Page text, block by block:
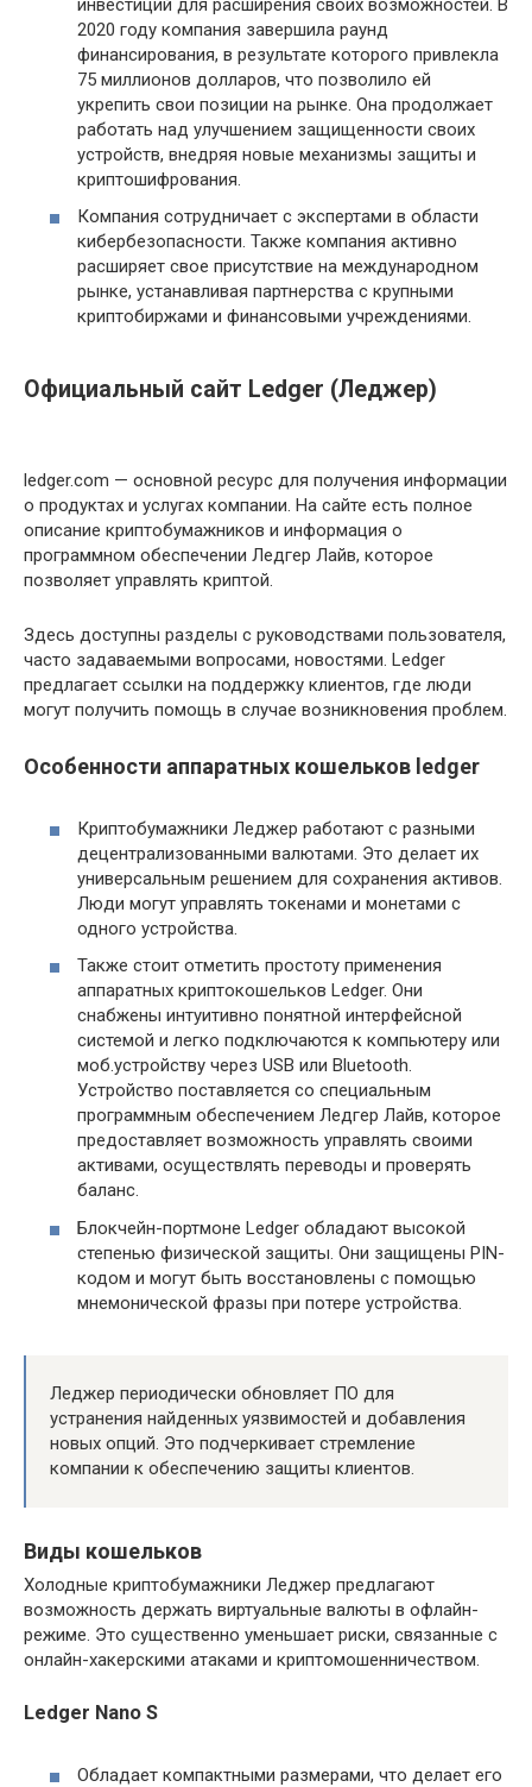
инвестиций для расширения своих возможностей. В
2020 году компания завершила раунд
финансирования, в результате которого привлекла
75 миллионов долларов, что позволило ей
укрепить свои позиции на рынке. Она продолжает
работать над улучшением защищенности своих
устройств, внедряя новые механизмы защиты и
криптошифрования.
Компания сотрудничает с экспертами в области
кибербезопасности. Также компания активно
расширяет свое присутствие на международном
рынке, устанавливая партнерства с крупными
криптобиржами и финансовыми учреждениями.
Официальный сайт Ledger (Леджер)
ledger.com — основной ресурс для получения информации
о продуктах и услугах компании. На сайте есть полное
описание криптобумажников и информация о
программном обеспечении Ледгер Лайв, которое
позволяет управлять криптой.
Здесь доступны разделы с руководствами пользователя,
часто задаваемыми вопросами, новостями. Ledger
предлагает ссылки на поддержку клиентов, где люди
могут получить помощь в случае возникновения проблем.
Особенности аппаратных кошельков ledger
Криптобумажники Леджер работают с разными
децентрализованными валютами. Это делает их
универсальным решением для сохранения активов.
Люди могут управлять токенами и монетами с
одного устройства.
Также стоит отметить простоту применения
аппаратных криптокошельков Ledger. Они
снабжены интуитивно понятной интерфейсной
системой и легко подключаются к компьютеру или
моб.устройству через USB или Bluetooth.
Устройство поставляется со специальным
программным обеспечением Ледгер Лайв, которое
предоставляет возможность управлять своими
активами, осуществлять переводы и проверять
баланс.
Блокчейн-портмоне Ledger обладают высокой
степенью физической защиты. Они защищены PIN-
кодом и могут быть восстановлены с помощью
мнемонической фразы при потере устройства.
Леджер периодически обновляет ПО для
устранения найденных уязвимостей и добавления
новых опций. Это подчеркивает стремление
компании к обеспечению защиты клиентов.
Виды кошельков
Холодные криптобумажники Леджер предлагают
возможность держать виртуальные валюты в офлайн-
режиме. Это существенно уменьшает риски, связанные с
онлайн-хакерскими атаками и криптомошенничеством.
Ledger Nano S
Обладает компактными размерами, что делает его